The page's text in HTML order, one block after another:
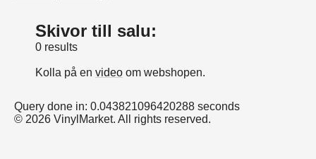
Skivor till salu:
0 results
Kolla på en video om webshopen.
Query done in: 0.043821096420288 seconds
© 2026 VinylMarket. All rights reserved.